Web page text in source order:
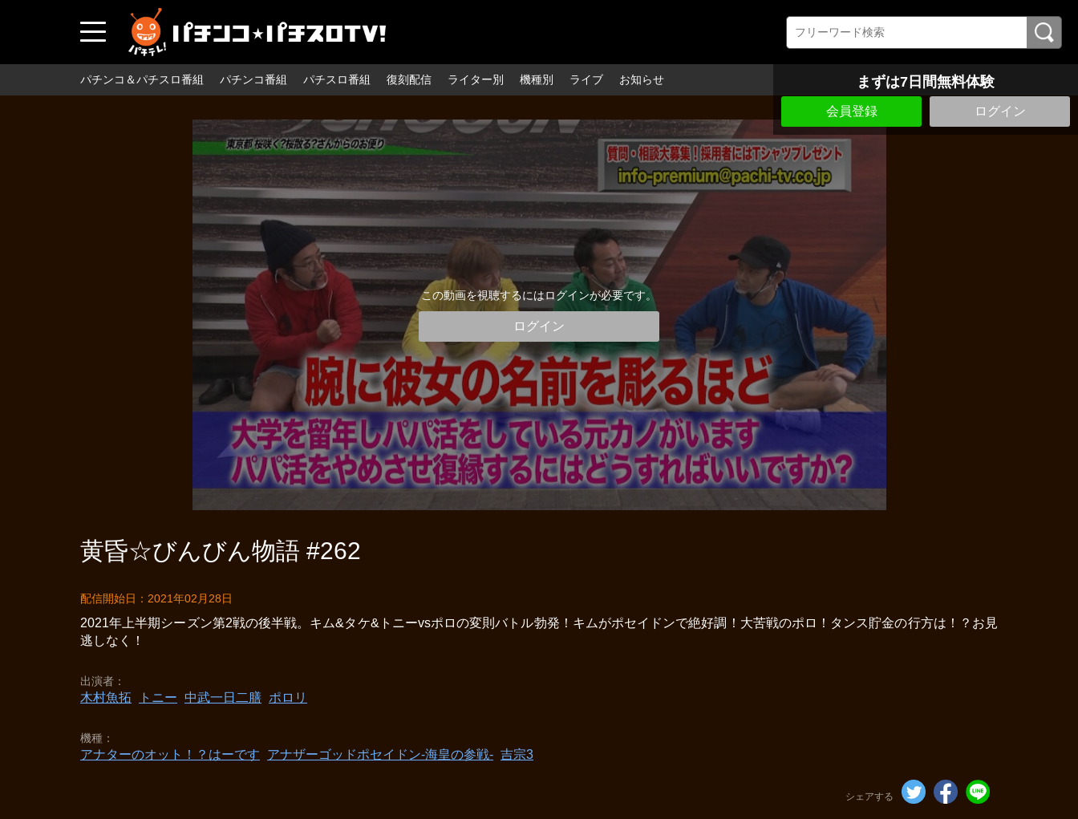
パチンコ＆パチスロ番組 パチンコ番組 パチスロ番組 復刻配信 ライター別 機種別 ライブ お知らせ まずは7日間無料体験
会員登録 ログイン
この動画を視聴するにはログインが必要です。
ログイン
黄昏☆びんびん物語 #262
配信開始日：2021年02月28日
2021年上半期シーズン第2戦の後半戦。キム&タケ&トニーvsポロの変則バトル勃発！キムがポセイドンで絶好調！大苦戦のポロ！タンス貯金の行方は！？お見
逃しなく！
出演者
木村魚拓 トニー 中武一日二膳 ポロリ
機種
アナターのオット！？はーです アナザーゴッドポセイドン-海皇の参戦- 吉宗3
シェアする